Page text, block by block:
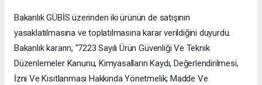
Bakanlık GÜBİS üzerinden iki ürünün de satışının
yasaklatılmasına ve toplatılmasına karar verildiğini duyurdu.
Bakanlık kararın, "7223 Sayılı Ürün Güvenliği Ve Teknik
Düzenlemeler Kanunu, Kimyasalların Kaydı, Değerlendirilmesi,
İzni Ve Kısıtlanması Hakkında Yönetmelik; Madde Ve